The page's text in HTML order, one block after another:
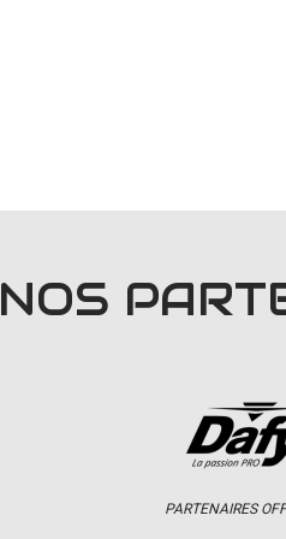
NOS
PARTENAIRES